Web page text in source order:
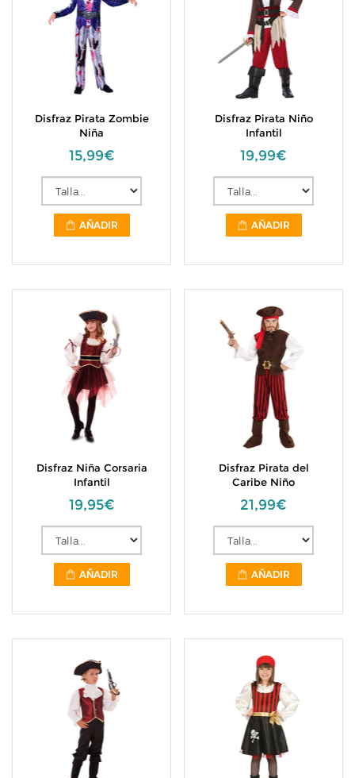
Disfraz Pirata Zombie
Niña
15,99€
AÑADIR
Disfraz Pirata Niño
Infantil
19,99€
AÑADIR
Disfraz Niña Corsaria
Infantil
19,95€
AÑADIR
Disfraz Pirata del
Caribe Niño
21,99€
AÑADIR